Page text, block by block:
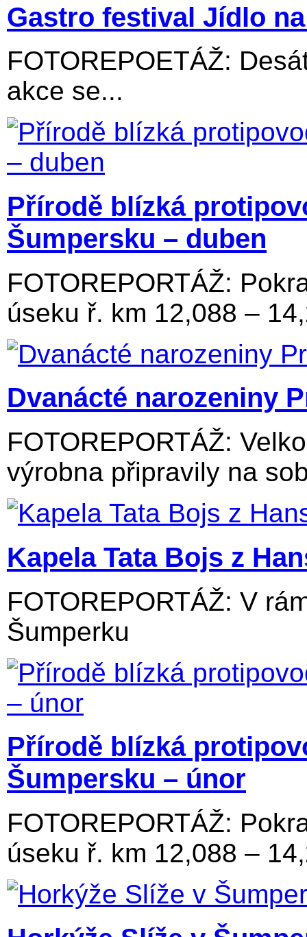
Gastro festival Jídlo
FOTOREPOETÁŽ:
akce se...
Přírodě blízká
Šumpersku – duben
FOTOREPORTÁŽ:
úseku ř. km 12,088 –
Dvanácté narozeniny
FOTOREPORTÁŽ:
výrobna připravily na
Kapela Tata Bojs z
FOTOREPORTÁŽ: V
Šumperku
Přírodě blízká
Šumpersku – únor
FOTOREPORTÁŽ:
úseku ř. km 12,088 –